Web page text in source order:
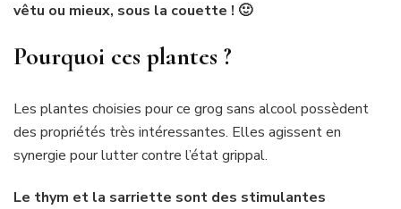
vêtu ou mieux, sous la couette ! 🙂
Pourquoi ces plantes ?
Les plantes choisies pour ce grog sans alcool possèdent
des propriétés très intéressantes. Elles agissent en
synergie pour lutter contre l’état grippal.
Le thym et la sarriette sont des stimulantes